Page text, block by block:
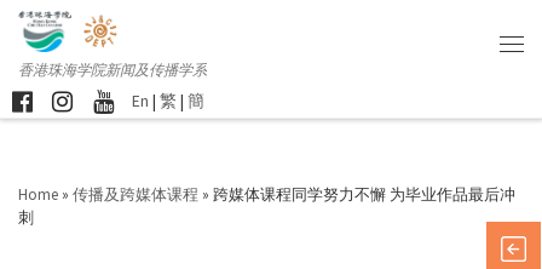
香港珠海学院新闻及传播学系
En | 繁 | 簡
Home » 传播及跨媒体课程 » 跨媒体课程同学努力不懈 为毕业作品最后冲
刺